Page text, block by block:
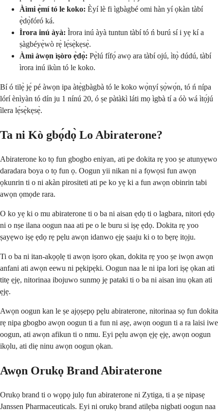
Àìmi ẹ̀mí tó le koko: Èyí lè fi ìgbàgbé omi hàn yí ọkàn tàbí
ẹ̀dọ̀fóró ká.
Ìrora inú àyà: Ìrora inú àyà tuntun tàbí tó ń burú sí i yẹ kí a
ṣàgbéyẹ̀wò rẹ̀ lẹ́sẹ̀kẹsẹ̀.
Àmì àwọn ìṣòro ẹ̀dọ̀: Pẹ̀lú fífọ́ awọ ara tàbí ojú, ìtọ̀ dúdú, tàbí
ìrora inú ikùn tó le koko.
Bí ó tilẹ̀ jẹ́ pé àwọn ipa àtẹ̀gbàgbà tó le koko wọ̀nyí ṣọ̀wọ́n, tó ń nípa
lórí ènìyàn tó dín ju 1 nínú 20, ó ṣe pàtàkì láti mọ ìgbà tí a óò wá ìtọ́jú
ìlera lẹ́sẹ̀kẹsẹ̀.
Ta ni Kò gbọ́dọ̀ Lo Abiraterone?
Abiraterone ko tọ fun gbogbo eniyan, ati pe dokita rẹ yoo ṣe atunyẹwo
daradara boya o tọ fun ọ. Oogun yii nikan ni a fọwọsi fun awọn
ọkunrin ti o ni akàn pirositeti ati pe ko yẹ ki a fun awọn obinrin tabi
awọn ọmọde rara.
O ko yẹ ki o mu abiraterone ti o ba ni aisan ẹdọ ti o lagbara, nitori ẹdọ
ni o nṣe ilana oogun naa ati pe o le buru si iṣẹ ẹdọ. Dokita rẹ yoo
ṣayẹwo iṣẹ ẹdọ rẹ pẹlu awọn idanwo ẹjẹ ṣaaju ki o to bẹrẹ itọju.
Ti o ba ni itan-akọọlẹ ti awọn iṣoro ọkan, dokita rẹ yoo ṣe iwọn awọn
anfani ati awọn eewu ni pẹkipẹki. Oogun naa le ni ipa lori iṣẹ ọkan ati
titẹ ẹjẹ, nitorinaa ibojuwo sunmọ jẹ pataki ti o ba ni aisan inu ọkan ati
ẹjẹ.
Awọn oogun kan le ṣe ajọṣepọ pẹlu abiraterone, nitorinaa sọ fun dokita
rẹ nipa gbogbo awọn oogun ti a fun ni aṣẹ, awọn oogun ti a ra laisi iwe
oogun, ati awọn afikun ti o nmu. Eyi pẹlu awọn ẹjẹ ẹjẹ, awọn oogun
ikọlu, ati diẹ ninu awọn oogun ọkan.
Awọn Orukọ Brand Abiraterone
Orukọ brand ti o wọpọ julọ fun abiraterone ni Zytiga, ti a ṣe nipasẹ
Janssen Pharmaceuticals. Eyi ni orukọ brand atilẹba nigbati oogun naa